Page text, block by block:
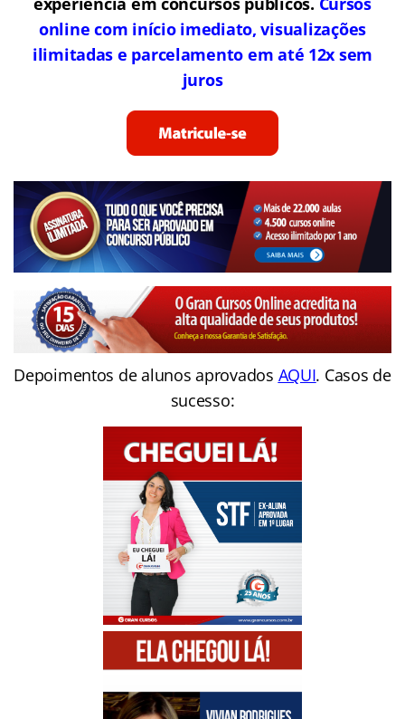
online com início imediato, visualizações
ilimitadas e parcelamento em até 12x sem
juros
Depoimentos de alunos aprovados AQUI. Casos de
sucesso: